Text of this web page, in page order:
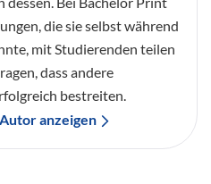
die sie selbst während
mit Studierenden teilen
dass andere
bestreiten.
anzeigen